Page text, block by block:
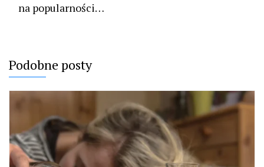
na popularności…
Podobne posty